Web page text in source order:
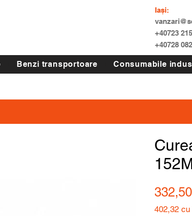
Iași:
+40723
+40728
Benzi transportoare Consumabile
402,32 cu